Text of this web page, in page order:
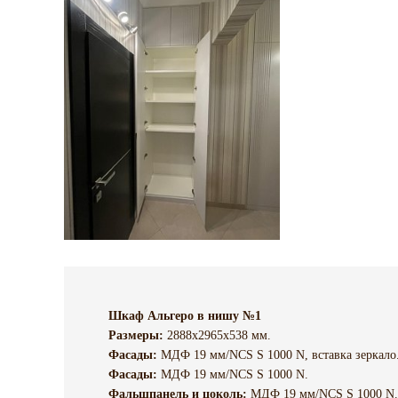
Шкаф Альгеро в нишу №1
Размеры: 2888х2965х538 мм.
Фасады: МДФ 19 мм/NCS S 1000 N, вставка
Фасады: МДФ 19 мм/NCS S 1000 N.
Фальшпанель и цоколь: МДФ 19 мм/NCS S 1000 N.